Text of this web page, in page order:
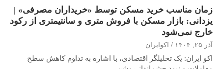
زمان مناسب خرید مسکن توسط «خریداران مصرفی» |
یزدانی: بازار مسکن با فروش متری و سانتیمتری از رکود
خارج نمی‌شود
آذر ۲۵, ۱۴۰۴ اکوایران
اکو ایران: یک تحلیلگر اقتصادی، با اشاره به تداوم کاهش سطح